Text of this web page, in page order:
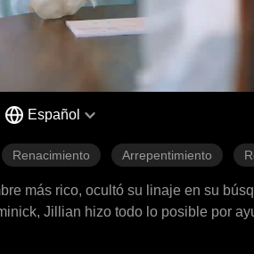
Español
Renacimiento Arrepentimiento
más rico, ocultó su linaje en su
Jillian hizo todo lo posible por